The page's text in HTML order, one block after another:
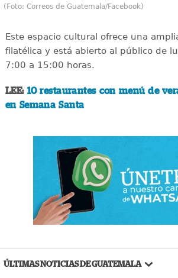
(Foto: Correos de Guatemala/Facebook)
Este espacio cultural ofrece una
filatélica y está abierto al público de
7:00 a 15:00 horas.
LEE: 10 restaurantes con menú de
en Semana Santa
ÚLTIMAS NOTICIAS DE GUATEMALA